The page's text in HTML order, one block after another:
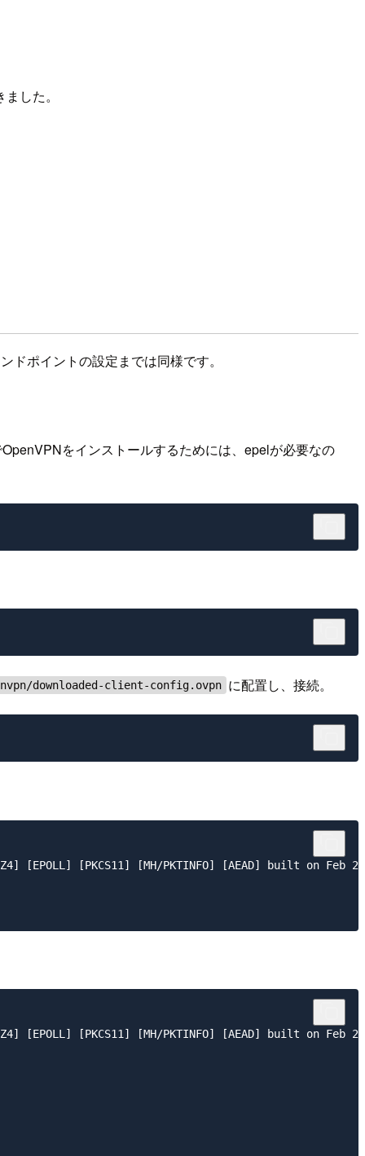
した。
ポイントの設定までは同様です。
をインストールするためには、epelが必要なの
downloaded-client-config.ovpn に配置し、接続。
[EPOLL] [PKCS11] [MH/PKTINFO] [AEAD] built on Feb
[EPOLL] [PKCS11] [MH/PKTINFO] [AEAD] built on Feb